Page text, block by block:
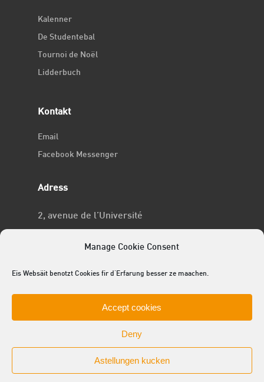
Manage Cookie Consent
Eis Websäit benotzt Cookies fir d'Erfarung besser ze maachen.
Accept cookies
Deny
Astellungen kucken
Kalenner
De Studentebal
Tournoi de Noël
Lidderbuch
Kontakt
Email
Facebook Messenger
Adress
2, avenue de l’Université
No RCSL
© 2025 ACEL - de Studentevertrieder